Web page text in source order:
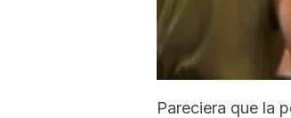
Pareciera que la